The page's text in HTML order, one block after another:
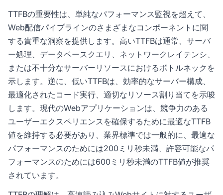
TTFBの重要性は、単純なパフォーマンス監視を超えて、
Web配信パイプラインのさまざまなコンポーネントに関
する貴重な洞察を提供します。高いTTFBは通常、サーバ
ー処理、データベースクエリ、ネットワークレイテンシ、
または不十分なサーバーリソースにおけるボトルネックを
示します。逆に、低いTTFBは、効率的なサーバー構成、
最適化されたコード実行、適切なリソース割り当てを示唆
します。現代のWebアプリケーションは、競争力のある
ユーザーエクスペリエンスを確保するために最適なTTFB
値を維持する必要があり、業界標準では一般的に、最適な
パフォーマンスのためには200ミリ秒未満、許容可能なパ
フォーマンスのためには600ミリ秒未満のTTFB値が推奨
されています。